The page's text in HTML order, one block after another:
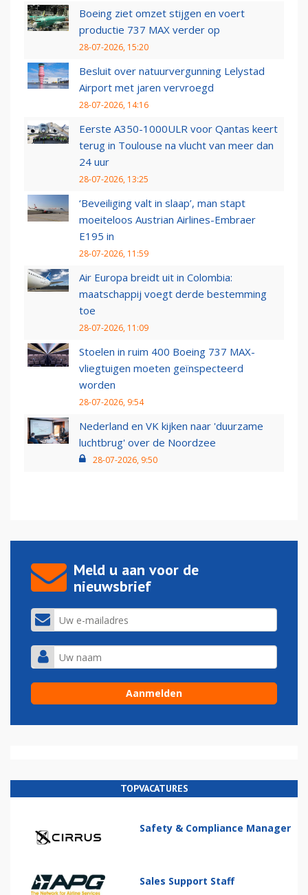
Boeing ziet omzet stijgen en voert
productie 737 MAX verder op
28-07-2026, 15:20
Besluit over natuurvergunning Lelystad
Airport met jaren vervroegd
28-07-2026, 14:16
Eerste A350-1000ULR voor Qantas keert
terug in Toulouse na vlucht van meer dan
24 uur
28-07-2026, 13:25
‘Beveiliging valt in slaap’, man stapt
moeiteloos Austrian Airlines-Embraer
E195 in
28-07-2026, 11:59
Air Europa breidt uit in Colombia:
maatschappij voegt derde bestemming
toe
28-07-2026, 11:09
Stoelen in ruim 400 Boeing 737 MAX-
vliegtuigen moeten geïnspecteerd
worden
28-07-2026, 9:54
Nederland en VK kijken naar 'duurzame
luchtbrug' over de Noordzee
28-07-2026, 9:50
Meld u aan voor de
nieuwsbrief
TOPVACATURES
Safety & Compliance Manager
Sales Support Staff